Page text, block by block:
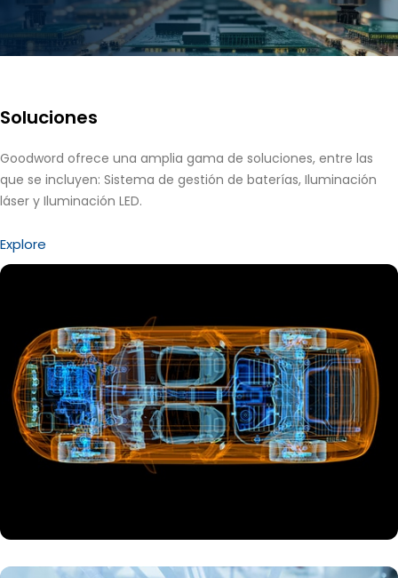
Soluciones
Goodword ofrece una amplia gama de soluciones, entre las
que se incluyen: Sistema de gestión de baterías, Iluminación
láser y Iluminación LED.
Explore